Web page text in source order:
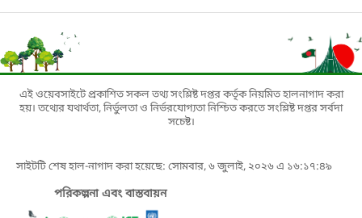
১০০
বাংলাদেশ টেলিযোগাযোগ সেবা সংক্রান্ত
হটলাইন
১৬৯৯৯
বিদ্যুৎ বিভাগ সেবা সংক্রান্ত হটলাইন
এই ওয়েবসাইটে প্রকাশিত সকল তথ্য সংশ্লিষ্ট দপ্তর কর্তৃক নিয়মিত হালনাগাদ করা
হয়। তথ্যের যথার্থতা, নির্ভুলতা ও নির্ভরযোগ্যতা নিশ্চিত করতে সংশ্লিষ্ট দপ্তর সর্বদা
সচেষ্ট।
সাইটটি শেষ হাল-নাগাদ করা হয়েছে: সোমবার, ৬ জুলাই, ২০২৬ এ ১৬:১৭:৪৯
পরিকল্পনা এবং বাস্তবায়ন